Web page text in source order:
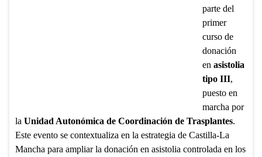
parte del
primer
curso de
donación
en asistolia
tipo III,
puesto en
marcha por
la Unidad Autonómica de Coordinación de Trasplantes.
Este evento se contextualiza en la estrategia de Castilla-La
Mancha para ampliar la donación en asistolia controlada en los